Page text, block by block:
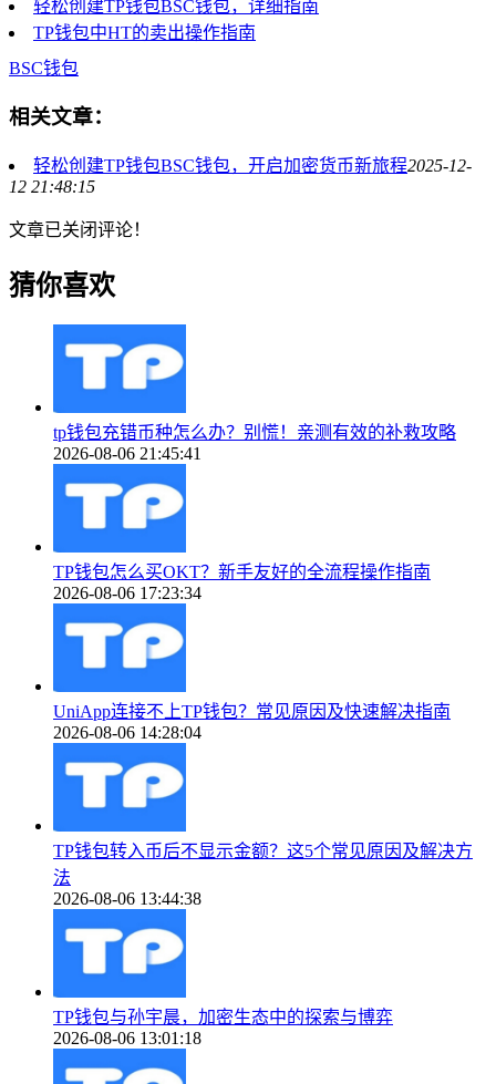
轻松创建TP钱包BSC钱包，详细指南
TP钱包中HT的卖出操作指南
BSC钱包
相关文章：
轻松创建TP钱包BSC钱包，开启加密货币新旅程2025-12-
12 21:48:15
文章已关闭评论！
猜你喜欢
tp钱包充错币种怎么办？别慌！亲测有效的补救攻略
2026-08-06 21:45:41
TP钱包怎么买OKT？新手友好的全流程操作指南
2026-08-06 17:23:34
UniApp连接不上TP钱包？常见原因及快速解决指南
2026-08-06 14:28:04
TP钱包转入币后不显示金额？这5个常见原因及解决方
法
2026-08-06 13:44:38
TP钱包与孙宇晨，加密生态中的探索与博弈
2026-08-06 13:01:18